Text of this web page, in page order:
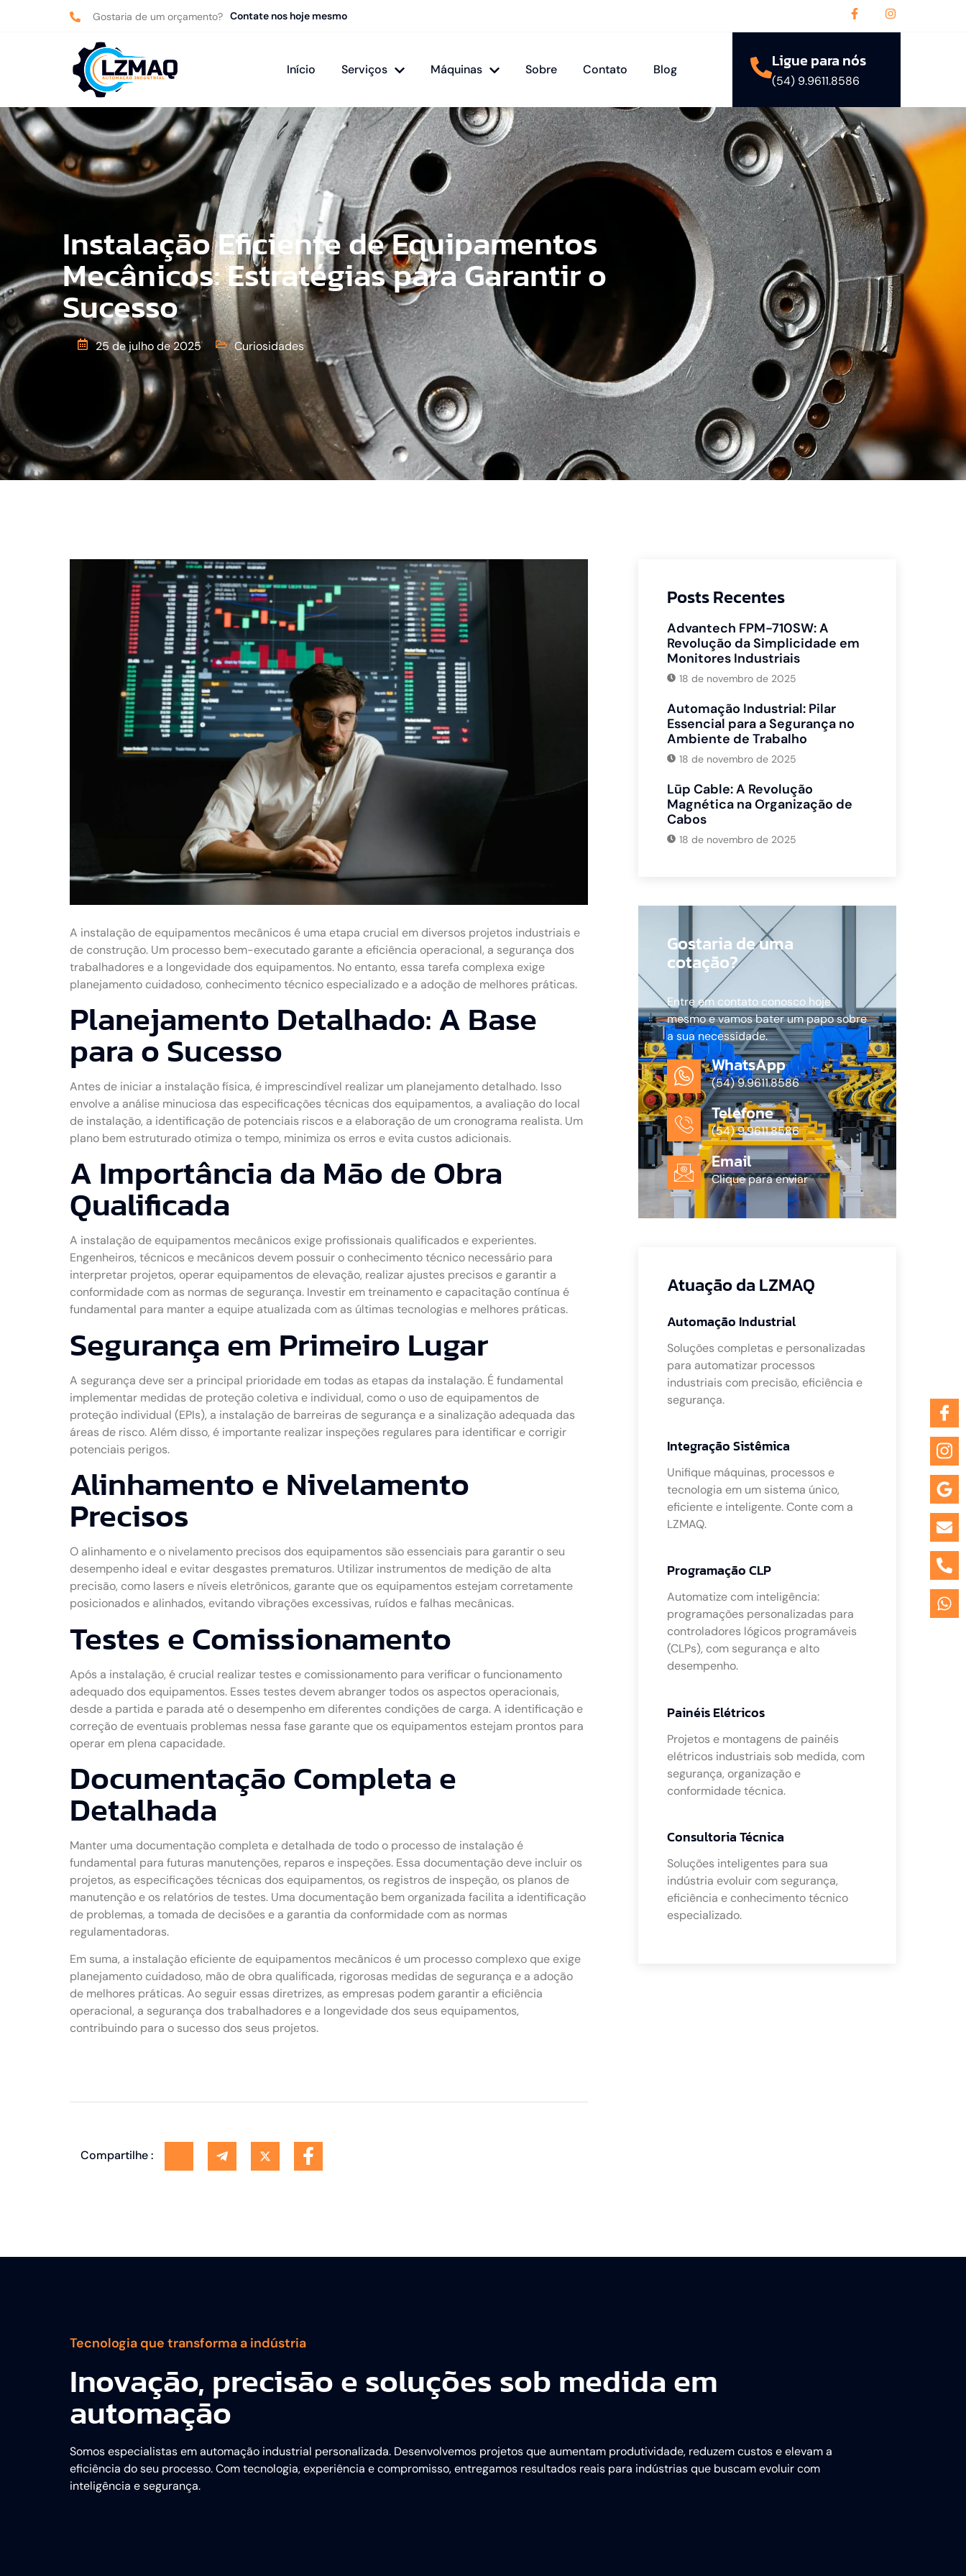
Gostaria de um orçamento? Contate nos hoje mesmo
Início Serviços Máquinas Sobre Contato Blog Ligue para nós
(54) 9.9611.8586
Instalação Eficiente de Equipamentos
Mecânicos: Estratégias para Garantir o
Sucesso
25 de julho de 2025 Curiosidades
A instalação de equipamentos mecânicos é uma etapa crucial em diversos projetos industriais e
de construção. Um processo bem-executado garante a eficiência operacional, a segurança dos
trabalhadores e a longevidade dos equipamentos. No entanto, essa tarefa complexa exige
planejamento cuidadoso, conhecimento técnico especializado e a adoção de melhores práticas.
Planejamento Detalhado: A Base
para o Sucesso
Antes de iniciar a instalação física, é imprescindível realizar um planejamento detalhado. Isso
envolve a análise minuciosa das especificações técnicas dos equipamentos, a avaliação do local
de instalação, a identificação de potenciais riscos e a elaboração de um cronograma realista. Um
plano bem estruturado otimiza o tempo, minimiza os erros e evita custos adicionais.
A Importância da Mão de Obra
Qualificada
A instalação de equipamentos mecânicos exige profissionais qualificados e experientes.
Engenheiros, técnicos e mecânicos devem possuir o conhecimento técnico necessário para
interpretar projetos, operar equipamentos de elevação, realizar ajustes precisos e garantir a
conformidade com as normas de segurança. Investir em treinamento e capacitação contínua é
fundamental para manter a equipe atualizada com as últimas tecnologias e melhores práticas.
Segurança em Primeiro Lugar
A segurança deve ser a principal prioridade em todas as etapas da instalação. É fundamental
implementar medidas de proteção coletiva e individual, como o uso de equipamentos de
proteção individual (EPIs), a instalação de barreiras de segurança e a sinalização adequada das
áreas de risco. Além disso, é importante realizar inspeções regulares para identificar e corrigir
potenciais perigos.
Alinhamento e Nivelamento
Precisos
O alinhamento e o nivelamento precisos dos equipamentos são essenciais para garantir o seu
desempenho ideal e evitar desgastes prematuros. Utilizar instrumentos de medição de alta
precisão, como lasers e níveis eletrônicos, garante que os equipamentos estejam corretamente
posicionados e alinhados, evitando vibrações excessivas, ruídos e falhas mecânicas.
Testes e Comissionamento
Após a instalação, é crucial realizar testes e comissionamento para verificar o funcionamento
adequado dos equipamentos. Esses testes devem abranger todos os aspectos operacionais,
desde a partida e parada até o desempenho em diferentes condições de carga. A identificação e
correção de eventuais problemas nessa fase garante que os equipamentos estejam prontos para
operar em plena capacidade.
Documentação Completa e
Detalhada
Manter uma documentação completa e detalhada de todo o processo de instalação é
fundamental para futuras manutenções, reparos e inspeções. Essa documentação deve incluir os
projetos, as especificações técnicas dos equipamentos, os registros de inspeção, os planos de
manutenção e os relatórios de testes. Uma documentação bem organizada facilita a identificação
de problemas, a tomada de decisões e a garantia da conformidade com as normas
regulamentadoras.
Em suma, a instalação eficiente de equipamentos mecânicos é um processo complexo que exige
planejamento cuidadoso, mão de obra qualificada, rigorosas medidas de segurança e a adoção
de melhores práticas. Ao seguir essas diretrizes, as empresas podem garantir a eficiência
operacional, a segurança dos trabalhadores e a longevidade dos seus equipamentos,
contribuindo para o sucesso dos seus projetos.
Compartilhe :
Posts Recentes
Advantech FPM-710SW: A
Revolução da Simplicidade em
Monitores Industriais
18 de novembro de 2025
Automação Industrial: Pilar
Essencial para a Segurança no
Ambiente de Trabalho
18 de novembro de 2025
Lūp Cable: A Revolução
Magnética na Organização de
Cabos
18 de novembro de 2025
Gostaria de uma
cotação?
Entre em contato conosco hoje
mesmo e vamos bater um papo sobre
a sua necessidade.
WhatsApp
(54) 9.9611.8586
Telefone
(54) 9.9611.8586
Email
Clique para enviar
Atuação da LZMAQ
Automação Industrial
Soluções completas e personalizadas
para automatizar processos
industriais com precisão, eficiência e
segurança.
Integração Sistêmica
Unifique máquinas, processos e
tecnologia em um sistema único,
eficiente e inteligente. Conte com a
LZMAQ.
Programação CLP
Automatize com inteligência:
programações personalizadas para
controladores lógicos programáveis
(CLPs), com segurança e alto
desempenho.
Painéis Elétricos
Projetos e montagens de painéis
elétricos industriais sob medida, com
segurança, organização e
conformidade técnica.
Consultoria Técnica
Soluções inteligentes para sua
indústria evoluir com segurança,
eficiência e conhecimento técnico
especializado.
Tecnologia que transforma a indústria
Inovação, precisão e soluções sob medida em
automação
Somos especialistas em automação industrial personalizada. Desenvolvemos projetos que aumentam produtividade, reduzem custos e elevam a
eficiência do seu processo. Com tecnologia, experiência e compromisso, entregamos resultados reais para indústrias que buscam evoluir com
inteligência e segurança.